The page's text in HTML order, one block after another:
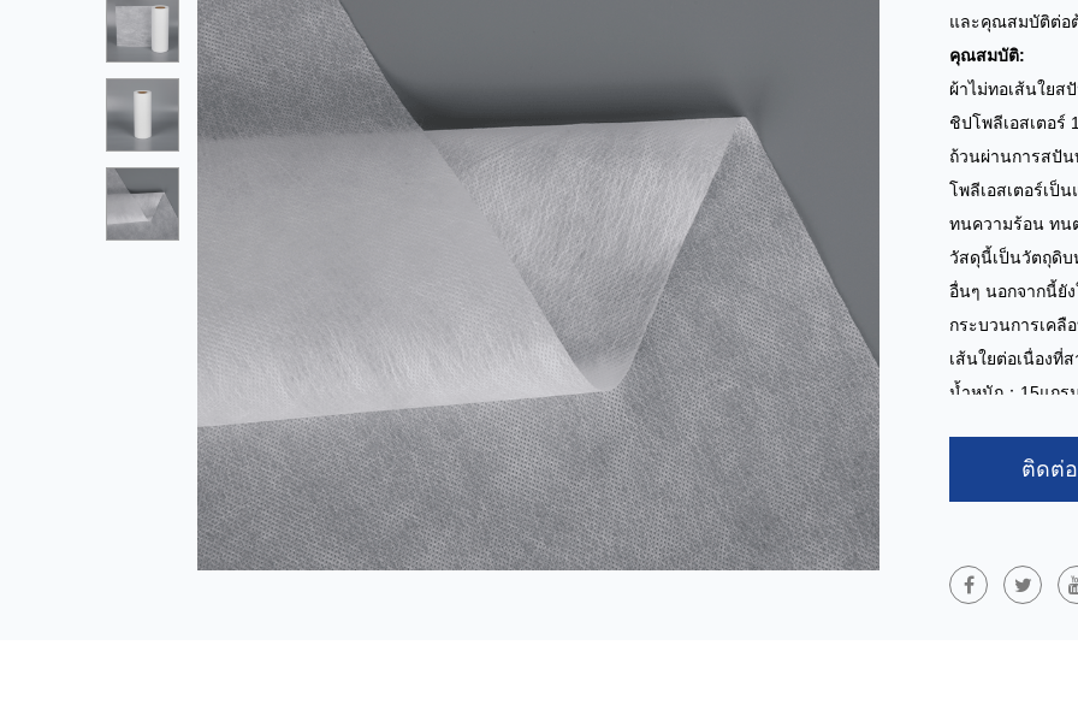
และคุณสมบัติต่อ
คุณสมบัติ:
ผ้าไม่ทอเส้นใยส
ชิปโพลีเอสเตอร์
ถ้วนผ่านการสปั
โพลีเอสเตอร์เป็
ทนความร้อน ทน
วัสดุนี้เป็นวัตถุดิบ
อื่นๆ นอกจากนี้ยั
กระบวนการเคลื
เส้นใยต่อเนื่องที่
น้ำหนัก：15แกร
สี： กำหนดเอง
บรรจุภัณฑ์ : ผ้าพั
ติดต่อ